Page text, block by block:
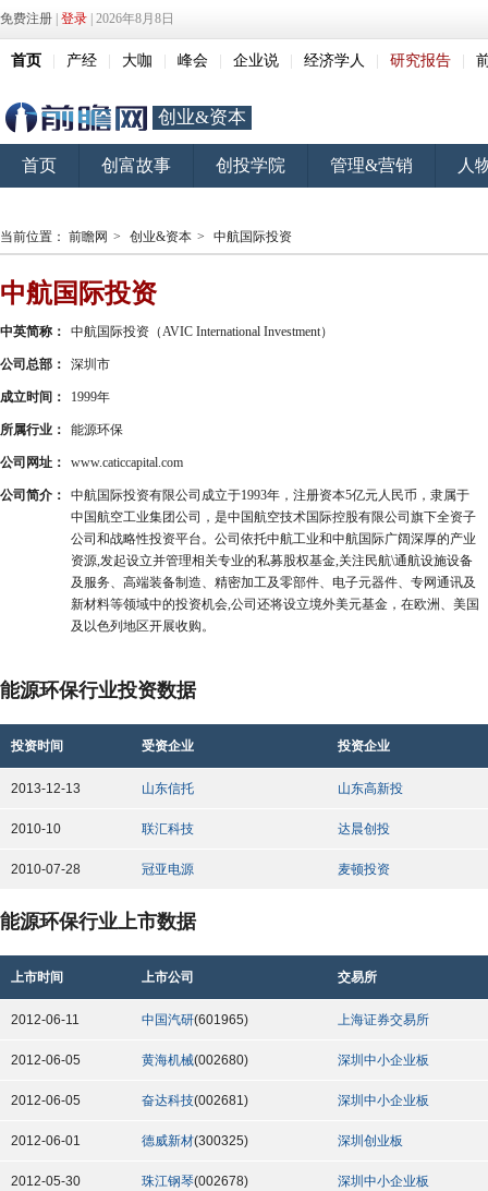
免费注册 登录 | 2026年8月8日
首页 产经 大咖 峰会 企业说 经济学人 研究报告
创业&资本
首页 创富故事 创投学院 管理&营销 人
当前位置： 前瞻网 > 创业&资本 > 中航国际投资
中航国际投资
中英简称： 中航国际投资（AVIC International Investment）
公司总部： 深圳市
成立时间： 1999年
所属行业： 能源环保
公司网址： www.caticcapital.com
公司简介：
中航国际投资有限公司成立于1993年，注册资本5亿元人民币，隶属于
中国航空工业集团公司，是中国航空技术国际控股有限公司旗下全资子
公司和战略性投资平台。公司依托中航工业和中航国际广阔深厚的产业
资源,发起设立并管理相关专业的私募股权基金,关注民航\通航设施设备
及服务、高端装备制造、精密加工及零部件、电子元器件、专网通讯及
新材料等领域中的投资机会,公司还将设立境外美元基金，在欧洲、美国
及以色列地区开展收购。
能源环保行业投资数据
投资时间 受资企业 投资企业
2013-12-13 山东信托 山东高新投
2010-10 联汇科技 达晨创投
2010-07-28 冠亚电源 麦顿投资
能源环保行业上市数据
上市时间 上市公司 交易所
2012-06-11 中国汽研(601965) 上海证券交易所
2012-06-05 黄海机械(002680) 深圳中小企业板
2012-06-05 奋达科技(002681) 深圳中小企业板
2012-06-01 德威新材(300325) 深圳创业板
2012-05-30 珠江钢琴(002678) 深圳中小企业板